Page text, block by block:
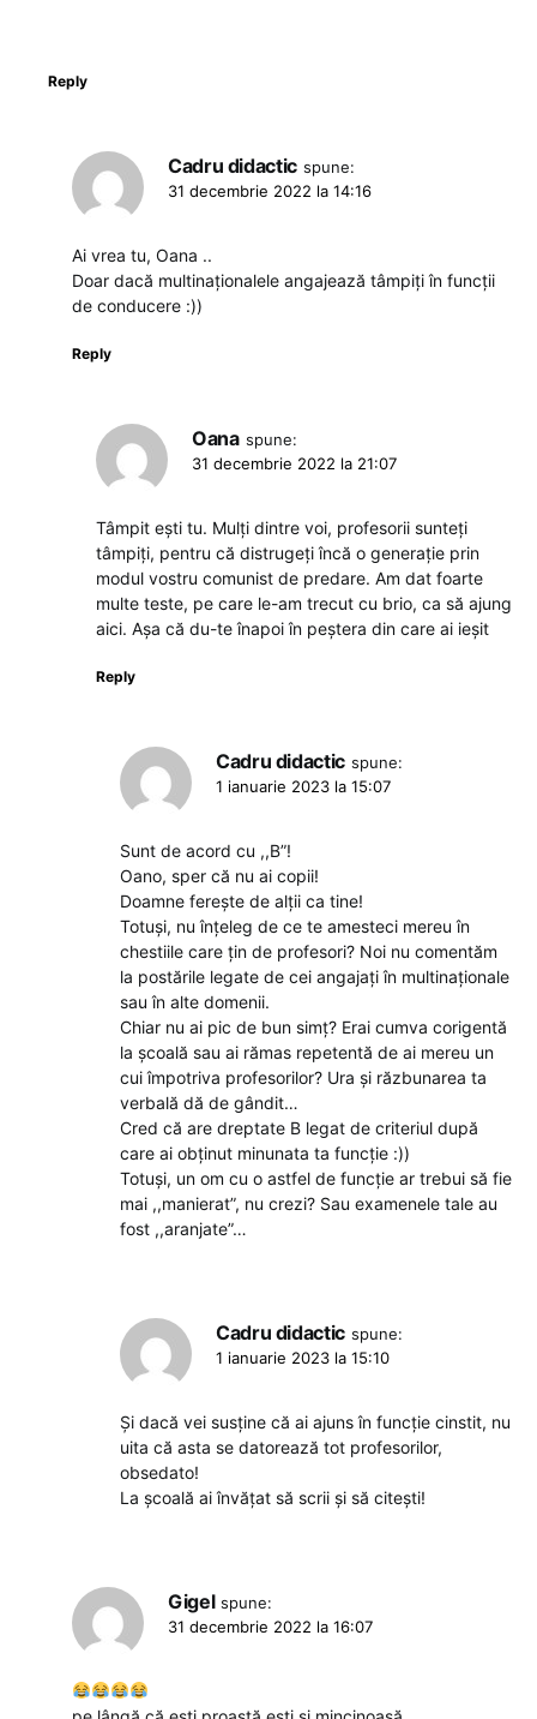
Reply
Cadru didactic spune:
31 decembrie 2022 la 14:16
Ai vrea tu, Oana ..
Doar dacă multinaționalele angajează tâmpiți în funcții
de conducere :))
Reply
Oana spune:
31 decembrie 2022 la 21:07
Tâmpit ești tu. Mulți dintre voi, profesorii sunteți
tâmpiți, pentru că distrugeți încă o generație prin
modul vostru comunist de predare. Am dat foarte
multe teste, pe care le-am trecut cu brio, ca să ajung
aici. Așa că du-te înapoi în peștera din care ai ieșit
Reply
Cadru didactic spune:
1 ianuarie 2023 la 15:07
Sunt de acord cu ,,B”!
Oano, sper că nu ai copii!
Doamne ferește de alții ca tine!
Totuși, nu înțeleg de ce te amesteci mereu în
chestiile care țin de profesori? Noi nu comentăm
la postările legate de cei angajați în multinaționale
sau în alte domenii.
Chiar nu ai pic de bun simț? Erai cumva corigentă
la școală sau ai rămas repetentă de ai mereu un
cui împotriva profesorilor? Ura și răzbunarea ta
verbală dă de gândit…
Cred că are dreptate B legat de criteriul după
care ai obținut minunata ta funcție :))
Totuși, un om cu o astfel de funcție ar trebui să fie
mai ,,manierat”, nu crezi? Sau examenele tale au
fost ,,aranjate”…
Cadru didactic spune:
1 ianuarie 2023 la 15:10
Și dacă vei susține că ai ajuns în funcție cinstit, nu
uita că asta se datorează tot profesorilor,
obsedato!
La școală ai învățat să scrii și să citești!
Gigel spune:
31 decembrie 2022 la 16:07